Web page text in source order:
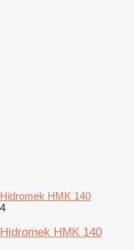
Hidromek HMK 140
4
Hidromek HMK 140